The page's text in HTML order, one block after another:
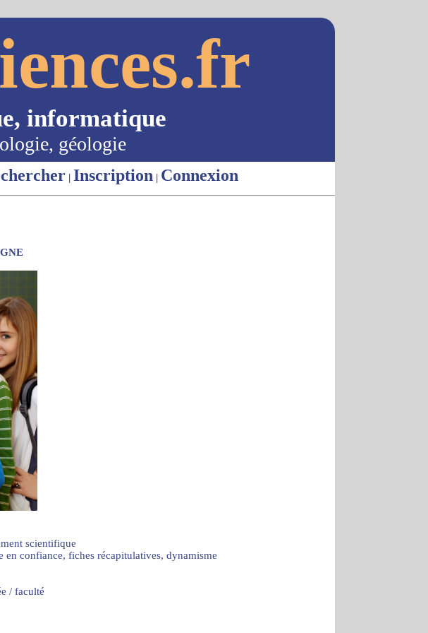
informatique
géologie
| Inscription | Connexion
scientifique
en confiance, fiches récapitulatives, dynamisme
/ faculté